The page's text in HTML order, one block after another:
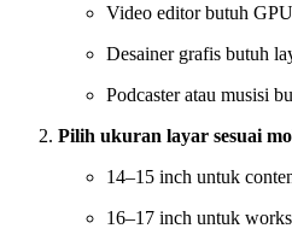
Video editor butuh
Desainer grafis butuh
Podcaster atau musisi
Pilih ukuran layar sesuai
14–15 inch untuk
16–17 inch untuk